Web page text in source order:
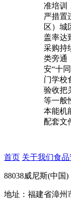
准培训
严措置
区）城
盖率达
采购持
类旁通
安“十
门学校
验收把
等一般
本能机
配套文
首页 关于我们食品
88038威尼斯(中国
地址：福建省漳州